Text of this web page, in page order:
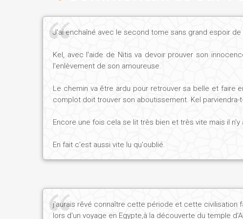
Ch. J. :Nitis est une jeune prêtresse du temple de la
première dynastie, la femme est l'égale de l'homme
entreprise. Nitis est la disciple d'un grand-prêtre âgé,
Neit, « père et mère de tous les êtres ». La destinée
meurtre...
Dans ses pérégrinations, Kel se rend à Naukratis, où
domination de l'homme grec, qui n'avait rien de
guise, développer des entreprises florissantes et se
en Égypte le progrès à la mode grecque en
cette femme d'affaires intraitable et performante, tous
J'ai enchaîné avec le second tome sans grand espoir
Kel, avec l'aide de Nitis va devoir prouver son
l'enlèvement de son amoureuse.
Le chemin va être ardu pour retrouver sa belle et faire
complot doit trouver son aboutissement. Kel parviendra-
Encore une fois cela se lit très bien et très vite mais il
En fait c'est aussi vite lu qu'oublié.
j'aurais rêvé connaître cette période et cette civilisation
lors d'un voyage en Egypte,à la découverte du temple